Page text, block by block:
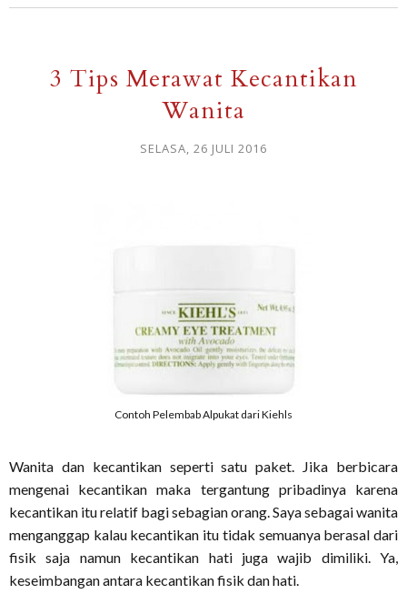
3 Tips Merawat Kecantikan
Wanita
SELASA, 26 JULI 2016
Contoh Pelembab Alpukat dari Kiehls
Wanita dan kecantikan seperti satu paket. Jika berbicara
mengenai kecantikan maka tergantung pribadinya karena
kecantikan itu relatif bagi sebagian orang. Saya sebagai wanita
menganggap kalau kecantikan itu tidak semuanya berasal dari
fisik saja namun kecantikan hati juga wajib dimiliki. Ya,
keseimbangan antara kecantikan fisik dan hati.